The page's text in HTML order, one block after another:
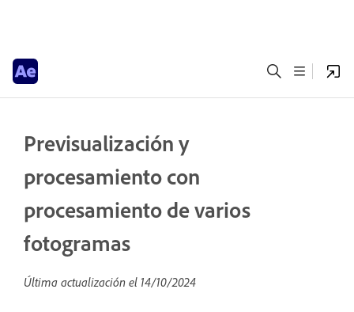
Previsualización y
procesamiento con
procesamiento de varios
fotogramas
Última actualización el 14/10/2024